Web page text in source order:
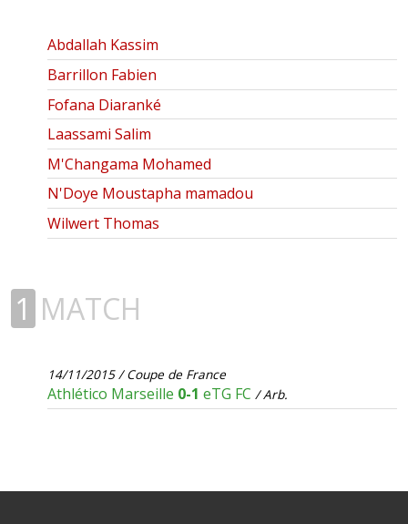
Abdallah Kassim
Barrillon Fabien
Fofana Diaranké
Laassami Salim
M'Changama Mohamed
N'Doye Moustapha mamadou
Wilwert Thomas
1 MATCH
14/11/2015 / Coupe de France
Athlético Marseille 0-1 eTG FC / Arb.